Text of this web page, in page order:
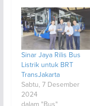
Sinar Jaya Rilis Bus
Listrik untuk BRT
TransJakarta
Sabtu, 7 Desember
2024